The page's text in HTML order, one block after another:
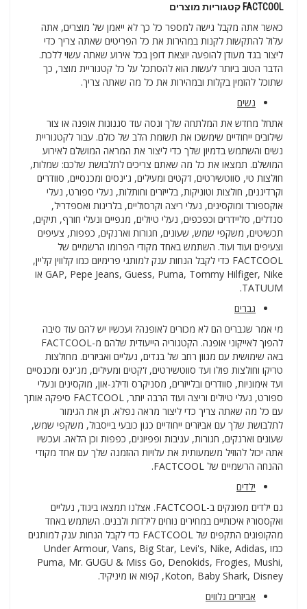
FACTCOOL קטגוריות מוצרים
כאשר אתה מקבל גישה למספר כל כך לא ייאמן של מוצרים, אתה
עלול להתקשות לקנות במהירות את כל הפריטים שאתה צריך כדי
ליצור בגד מעודן להופעה יוצאת דופן בכל אירוע שאתה עשוי ללכת.
הדבר הטוב ביותר לעשות הוא להסתכל על כל קטגוריית מוצר, כך
שתוכל להזמין בקלות ובמהירות את כל מה שאתה צריך.
נשים
אתחל מחדש את המלתחה שלך ונסה עוד סגנונות אופנה או צור
שילובים ייחודיים שימשכו את תשומת הלב של כולם. עבור לקטגוריית
נשים והשתמש בדמיון שלך כדי ליצור את המראה המושלם לאירוע
המושלם. תמצאו את כל מה שאתם צריכים לתלבושת שלכם: שמלות,
חולצות טי, סווטשירטים, ז'קטים ומעילים, ג'ינסים ומכנסיים, סוודרים
וקרדיגנים, חולצות וטוניקות, בלייזרים וחותלות, נעלי ספורט, נעלי
אוקספורד ומוקסינים, נעלי ריצה וקרסוליים, בלרינות ואספדריל,
סנדלים, סליידרים וכפכפים, נעלי טיולים, מגפיים ונעלי חורף, תיקים,
תכשיטים, משקפי שמש, שעונים, חגורות וארנקים, כפפות, צעיפים
וצעיפים ועוד ועוד. השתמש באחד מקודי הפרומו הרשמיים של
FACTCOOL כדי לקבל הנחות ענק למותגי פרימיום כמו קלווין קליין,
GAP, Pepe Jeans, Guess, Puma, Tommy Hilfiger, Nike או
TATUUM.
גברים
מי אמר שגברים הם לא מכורים לאופנה? ועכשיו יש להם עוד סיבה
להפוך לאייקוני אופנה. הקטגוריה הייעודית שלהם מ-FACTCOOL
באה שימושית עם מגוון רחב של בגדים, נעליים ואביזרים. מחולצות
טריקו וחולצות פולו ועד סווטשירטים, ז'קטים ומעילים, מג'ינס ומכנסיים
ועד אימוניות, סוודרים ובלייזרים, מסניקרס ודילג-און, מוקסינים ונעלי
ספורט, נעלי טיולים וריצה ועוד הרבה יותר, FACTCOOL סיפקה אותך
עם כל מה שאתה צריך כדי ליצור מראה נפלא. תן את הגימור
לתלבושת שלך עם אביזרים ייחודיים כגון כובעי בייסבול, משקפי שמש,
שעונים וארנקים, חגורות, עניבות ופפיונים, כפפות וכן הלאה. ועכשיו
אתה יכול להוזיל משמעותית את עלויות ההזמנה שלך עם אחד מקודי
ההנחה הרשמיים של FACTCOOL.
ילדים
גם ילדים מפונקים ב-FACTCOOL. אצלנו תמצאו ביגוד, נעליים
ואקססוריז איכותיים במחירים נוחים לילדות ולבנים. השתמש באחד
מהקופונים התקפים של FACTCOOL כדי לקבל הנחות ענק למותגים
כמו Under Armour, Vans, Big Star, Levi's, Nike, Adidas,
Puma, Mr. GUGU & Miss Go, Denokids, Frogies, Mushi,
Koton, Baby Shark, Disney, קפוא או מיניקיד.
אביזרים נלווים